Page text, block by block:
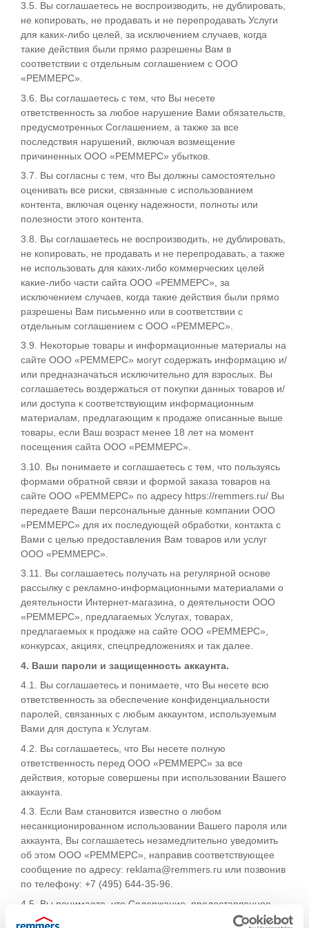
3.5. Вы соглашаетесь не воспроизводить, не дублировать,
не копировать, не продавать и не перепродавать Услуги
для каких-либо целей, за исключением случаев, когда
такие действия были прямо разрешены Вам в
соответствии с отдельным соглашением с ООО
«РЕММЕРС».
3.6. Вы соглашаетесь с тем, что Вы несете
ответственность за любое нарушение Вами обязательств,
предусмотренных Соглашением, а также за все
последствия нарушений, включая возмещение
причиненных ООО «РЕММЕРС» убытков.
3.7. Вы согласны с тем, что Вы должны самостоятельно
оценивать все риски, связанные с использованием
контента, включая оценку надежности, полноты или
полезности этого контента.
3.8. Вы соглашаетесь не воспроизводить, не дублировать,
не копировать, не продавать и не перепродавать, а также
не использовать для каких-либо коммерческих целей
какие-либо части сайта ООО «РЕММЕРС», за
исключением случаев, когда такие действия были прямо
разрешены Вам письменно или в соответствии с
отдельным соглашением с ООО «РЕММЕРС».
3.9. Некоторые товары и информационные материалы на
сайте ООО «РЕММЕРС» могут содержать информацию и/
или предназначаться исключительно для взрослых. Вы
соглашаетесь воздержаться от покупки данных товаров и/
или доступа к соответствующим информационным
материалам, предлагающим к продаже описанные выше
товары, если Ваш возраст менее 18 лет на момент
посещения сайта ООО «РЕММЕРС».
3.10. Вы понимаете и соглашаетесь с тем, что пользуясь
формами обратной связи и формой заказа товаров на
сайте ООО «РЕММЕРС» по адресу https://remmers.ru/ Вы
передаете Ваши персональные данные компании ООО
«РЕММЕРС» для их последующей обработки, контакта с
Вами с целью предоставления Вам товаров или услуг
ООО «РЕММЕРС».
3.11. Вы соглашаетесь получать на регулярной основе
рассылку с рекламно-информационными материалами о
деятельности Интернет-магазина, о деятельности ООО
«РЕММЕРС», предлагаемых Услугах, товарах,
предлагаемых к продаже на сайте ООО «РЕММЕРС»,
конкурсах, акциях, спецпредложениях и так далее.
4. Ваши пароли и защищенность аккаунта.
4.1. Вы соглашаетесь и понимаете, что Вы несете всю
ответственность за обеспечение конфиденциальности
паролей, связанных с любым аккаунтом, используемым
Вами для доступа к Услугам.
4.2. Вы соглашаетесь, что Вы несете полную
ответственность перед ООО «РЕММЕРС» за все
действия, которые совершены при использовании Вашего
аккаунта.
4.3. Если Вам становится известно о любом
несанкционированном использовании Вашего пароля или
аккаунта, Вы соглашаетесь незамедлительно уведомить
об этом ООО «РЕММЕРС», направив соответствующее
сообщение по адресу: reklama@remmers.ru или позвонив
по телефону: +7 (495) 644-35-96.
4.5. Вы понимаете, что Содержание, предоставленное
Вам как часть Услуг, может являться объектом